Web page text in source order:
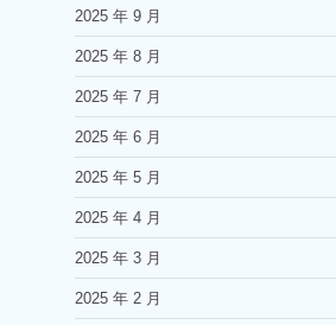
2025 年 9 月
2025 年 8 月
2025 年 7 月
2025 年 6 月
2025 年 5 月
2025 年 4 月
2025 年 3 月
2025 年 2 月